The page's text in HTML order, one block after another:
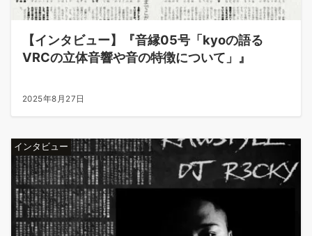
【インタビュー】『音縁05号「kyoの語る
VRCの立体音響や音の特徴について」』
2025年8月27日
インタビュー